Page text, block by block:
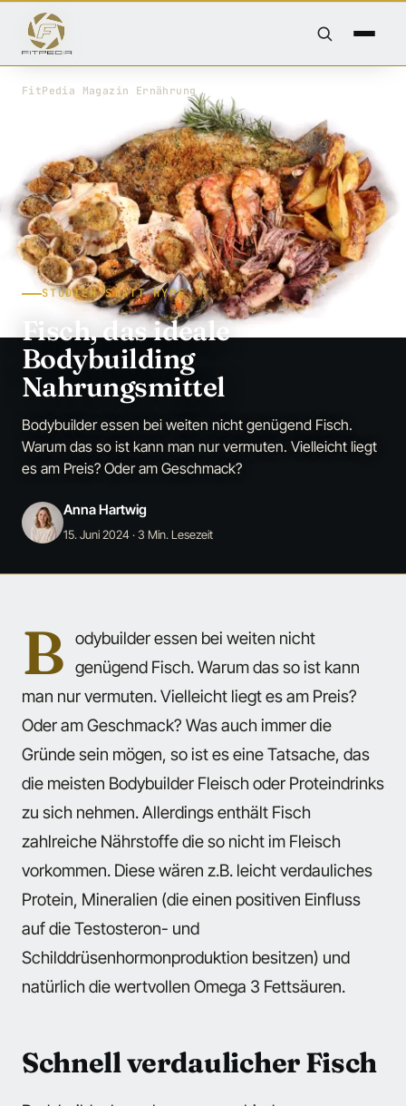
FitPedia Magazin Ernährung
STUDIEN STATT HYPE
Fisch, das ideale
Bodybuilding
Nahrungsmittel
Bodybuilder essen bei weiten nicht genügend Fisch.
Warum das so ist kann man nur vermuten. Vielleicht liegt
es am Preis? Oder am Geschmack?
Anna Hartwig
15. Juni 2024· 3 Min. Lesezeit
B odybuilder essen bei weiten nicht
genügend Fisch. Warum das so ist kann
man nur vermuten. Vielleicht liegt es am Preis?
Oder am Geschmack? Was auch immer die
Gründe sein mögen, so ist es eine Tatsache, das
die meisten Bodybuilder Fleisch oder Proteindrinks
zu sich nehmen. Allerdings enthält Fisch
zahlreiche Nährstoffe die so nicht im Fleisch
vorkommen. Diese wären z.B. leicht verdauliches
Protein, Mineralien (die einen positiven Einfluss
auf die Testosteron- und
Schilddrüsenhormonproduktion besitzen) und
natürlich die wertvollen Omega 3 Fettsäuren.
Schnell verdaulicher Fisch